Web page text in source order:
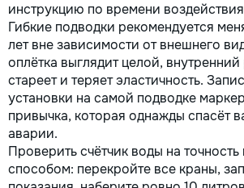
инструкцию по времени
Гибкие подводки рекомендуется
лет вне зависимости от внешнего
оплётка выглядит целой,
стареет и теряет эластичность.
установки на самой подводке
привычка, которая однажды спасёт
аварии.
Проверить счётчик воды на
способом: перекройте все краны,